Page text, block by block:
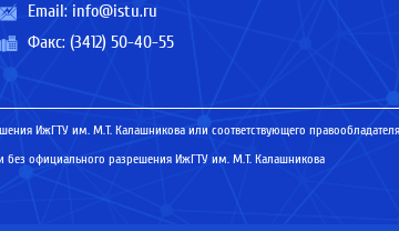
Email: info@istu.ru
Факс: (3412) 50-40-55
ИжГТУ им. М.Т. Калашникова или соответствующего
официального разрешения ИжГТУ им. М.Т. Калашникова